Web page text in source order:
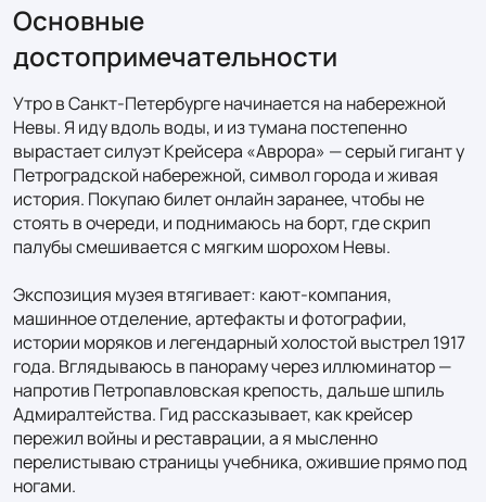
Основные
достопримечательности
Утро в Санкт-Петербурге начинается на набережной
Невы. Я иду вдоль воды, и из тумана постепенно
вырастает силуэт Крейсера «Аврора» — серый гигант у
Петроградской набережной, символ города и живая
история. Покупаю билет онлайн заранее, чтобы не
стоять в очереди, и поднимаюсь на борт, где скрип
палубы смешивается с мягким шорохом Невы.
Экспозиция музея втягивает: кают-компания,
машинное отделение, артефакты и фотографии,
истории моряков и легендарный холостой выстрел 1917
года. Вглядываюсь в панораму через иллюминатор —
напротив Петропавловская крепость, дальше шпиль
Адмиралтейства. Гид рассказывает, как крейсер
пережил войны и реставрации, а я мысленно
перелистываю страницы учебника, ожившие прямо под
ногами.